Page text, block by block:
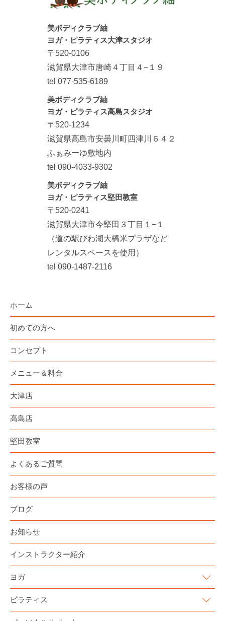
美ボディクラブ紬
ヨガ・ピラティス大津スタジオ
〒520-0106
滋賀県大津市唐崎４丁目４−１９
tel 077-535-6189
美ボディクラブ紬
ヨガ・ピラティス高島スタジオ
〒520-1234
滋賀県高島市安曇川町四津川６４２
ふぁみーゆ敷地内
tel 090-4033-9302
美ボディクラブ紬
ヨガ・ピラティス堅田教室
〒520-0241
滋賀県大津市今堅田３丁目１−１
（道の駅びわ湖大橋米プラザなど
レンタルスペースを使用）
tel 090-1487-2116
ホーム
初めての方へ
コンセプト
メニュー＆料金
大津店
高島店
堅田教室
よくあるご質問
お客様の声
ブログ
お知らせ
インストラクター紹介
ヨガ
ピラティス